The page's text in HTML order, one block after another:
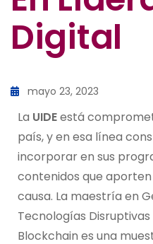
Digital
mayo 23, 2023
La UIDEestá
país, y en esa línea
incorporar en sus
contenidos que
causa. La maestría en
Tecnologías
Blockchain es una